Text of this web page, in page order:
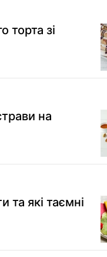
торта зі
на
та які таємні